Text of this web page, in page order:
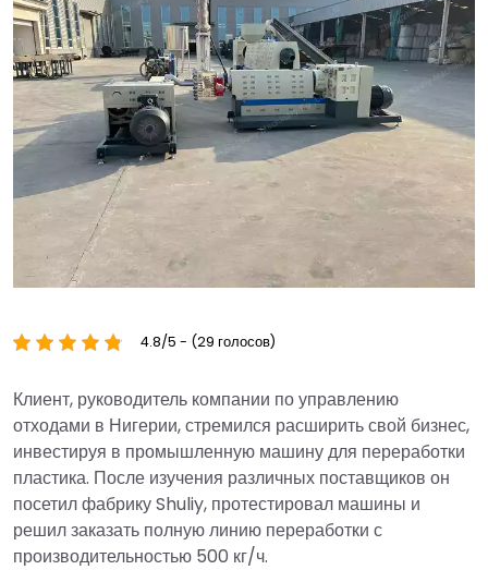
4.8/5 - (29 голосов)
Клиент, руководитель компании по управлению
отходами в Нигерии, стремился расширить свой бизнес,
инвестируя в промышленную машину для переработки
пластика. После изучения различных поставщиков он
посетил фабрику Shuliy, протестировал машины и
решил заказать полную линию переработки с
производительностью 500 кг/ч.